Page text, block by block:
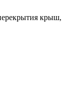
крыш,